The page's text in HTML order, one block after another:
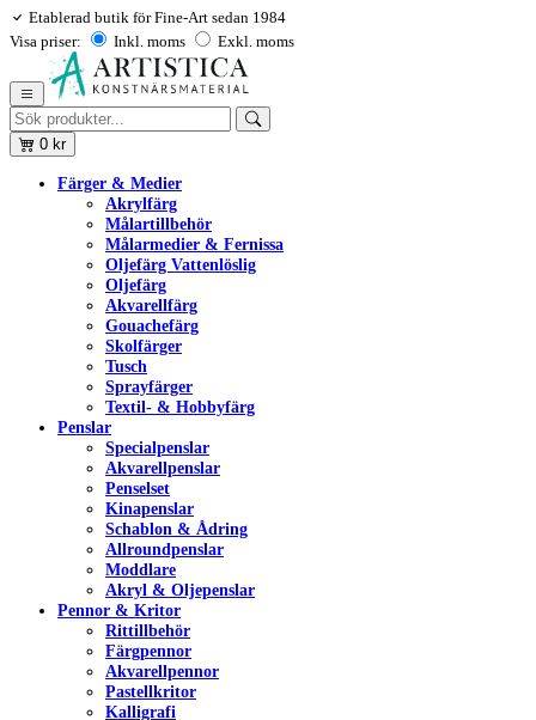
Etablerad butik för Fine-Art sedan 1984
Visa priser:
Inkl. moms Exkl. moms
0 kr
Färger & Medier
Akrylfärg
Målartillbehör
Målarmedier & Fernissa
Oljefärg Vattenlöslig
Oljefärg
Akvarellfärg
Gouachefärg
Skolfärger
Tusch
Sprayfärger
Textil- & Hobbyfärg
Penslar
Specialpenslar
Akvarellpenslar
Penselset
Kinapenslar
Schablon & Ådring
Allroundpenslar
Moddlare
Akryl & Oljepenslar
Pennor & Kritor
Rittillbehör
Färgpennor
Akvarellpennor
Pastellkritor
Kalligrafi